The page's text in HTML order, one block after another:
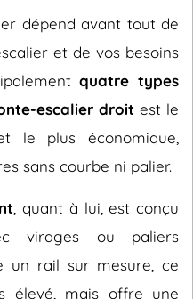
dépend avant tout de
et de vos besoins
quatre types
escalier droit est le
le plus économique,
sans courbe ni palier.
, quant à lui, est conçu
virages ou paliers
un rail sur mesure, ce
élevé, mais offre une